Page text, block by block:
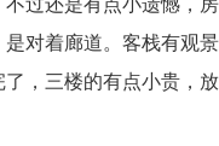
对着廊道。客栈有观景
，三楼的有点小贵，